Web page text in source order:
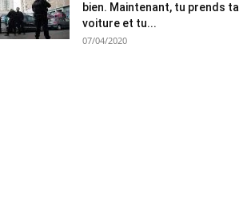
bien. Maintenant, tu prends ta
voiture et tu...
07/04/2020